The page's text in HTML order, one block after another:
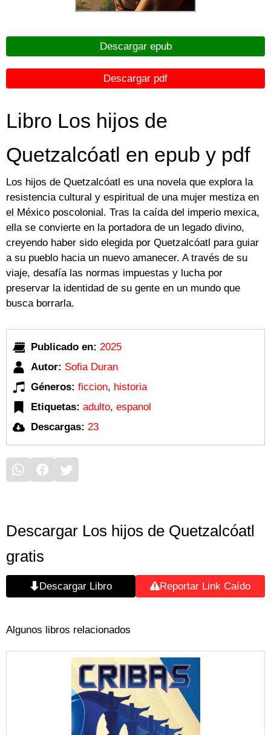
Descargar epub
Descargar pdf
Libro Los hijos de
Quetzalcóatl en epub y pdf
Los hijos de Quetzalcóatl es una novela que explora la
resistencia cultural y espiritual de una mujer mestiza en
el México poscolonial. Tras la caída del imperio mexica,
ella se convierte en la portadora de un legado divino,
creyendo haber sido elegida por Quetzalcóatl para guiar
a su pueblo hacia un nuevo amanecer. A través de su
viaje, desafía las normas impuestas y lucha por
preservar la identidad de su gente en un mundo que
busca borrarla.
Publicado en: 2025
Autor: Sofia Duran
Géneros: ficcion, historia
Etiquetas: adulto, espanol
Descargas: 23
Descargar Los hijos de Quetzalcóatl
gratis
Descargar Libro Reportar Link Caído
Algunos libros relacionados